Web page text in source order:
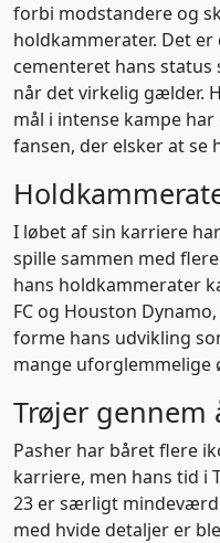
forbi modstandere og
holdkammerater. Det
cementeret hans status
når det virkelig gælder.
mål i intense kampe
fansen, der elsker at se
I løbet af sin karriere
spille sammen med
hans holdkammerater
FC og Houston
forme hans udvikling
mange uforglemmelige
Trøjer gennem
Pasher har båret flere
karriere, men hans tid i
23 er særligt
med hvide detaljer er